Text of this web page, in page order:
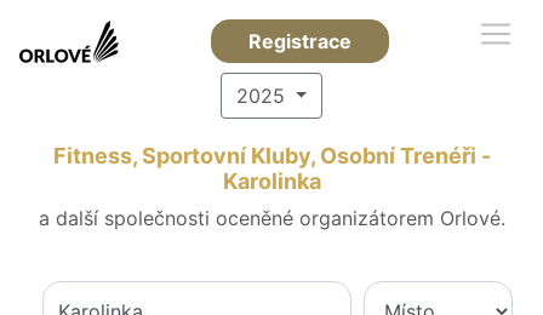
Registrace
2025
Fitness, Sportovní Kluby, Osobní Trenéři -
Karolinka
a další společnosti oceněné organizátorem Orlové.